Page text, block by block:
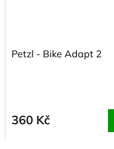
Petzl - Bike Adapt 2
360 Kč